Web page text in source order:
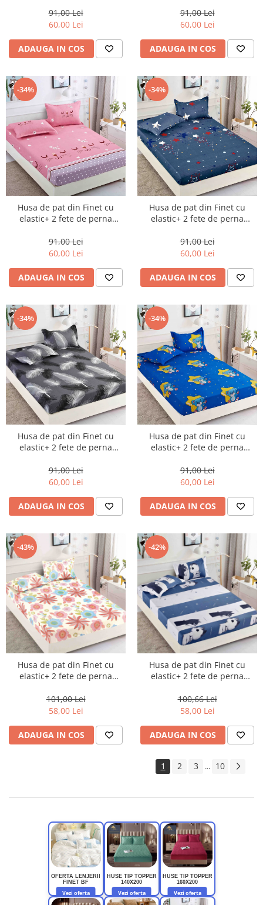
91,00 Lei
60,00 Lei
ADAUGA IN COS
91,00 Lei
60,00 Lei
ADAUGA IN COS
-34%
Husa de pat din Finet cu
elastic+ 2 fete de perna
91,00 Lei
60,00 Lei
ADAUGA IN COS
-34%
Husa de pat din Finet cu
elastic+ 2 fete de perna
91,00 Lei
60,00 Lei
ADAUGA IN COS
-34%
Husa de pat din Finet cu
elastic+ 2 fete de perna
91,00 Lei
60,00 Lei
ADAUGA IN COS
-34%
Husa de pat din Finet cu
elastic+ 2 fete de perna
91,00 Lei
60,00 Lei
ADAUGA IN COS
-43%
Husa de pat din Finet cu
elastic+ 2 fete de perna
101,00 Lei
58,00 Lei
ADAUGA IN COS
-42%
Husa de pat din Finet cu
elastic+ 2 fete de perna
100,66 Lei
58,00 Lei
ADAUGA IN COS
1 2 3 ... 10
OFERTA LENJERII
FINET BF
Vezi oferta
HUSE TIP TOPPER
140X200
Vezi oferta
HUSE TIP TOPPER
160X200
Vezi oferta